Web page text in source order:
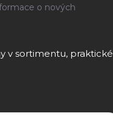
o nových
v sortimentu, praktické